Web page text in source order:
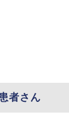
者さん